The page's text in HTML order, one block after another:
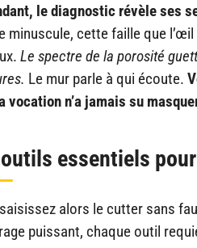
le diagnostic révèle ses
minuscule, cette faille que
Le spectre de la porosité
Le mur parle à qui écoute.
vocation n’a jamais su
essentiels
alors le cutter sans
puissant, chaque outil